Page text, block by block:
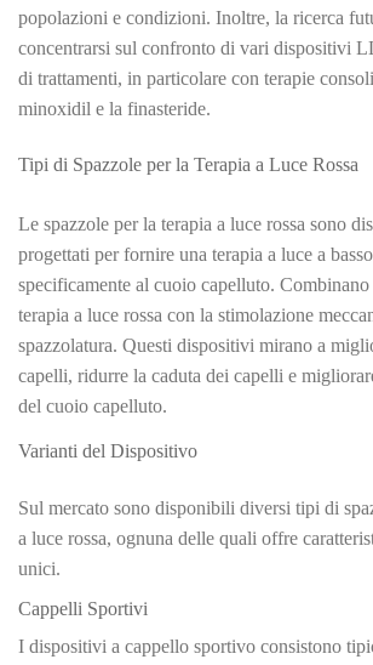
popolazioni e condizioni. Inoltre, la ricerca
concentrarsi sul confronto di vari dispositivi
di trattamenti, in particolare con terapie
minoxidil e la finasteride.
Tipi di Spazzole per la Terapia a Luce Rossa
Le spazzole per la terapia a luce rossa sono
progettati per fornire una terapia a luce a
specificamente al cuoio capelluto.
terapia a luce rossa con la stimolazione
spazzolatura. Questi dispositivi mirano a
capelli, ridurre la caduta dei capelli e
del cuoio capelluto.
Varianti del Dispositivo
Sul mercato sono disponibili diversi tipi di
a luce rossa, ognuna delle quali offre
unici.
Cappelli Sportivi
I dispositivi a cappello sportivo consistono